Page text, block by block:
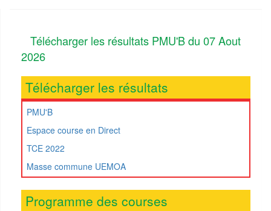
Télécharger les résultats PMU'B du 07 Aout
2026
Télécharger les résultats
PMU'B
Espace course en Direct
TCE 2022
Masse commune UEMOA
Programme des courses